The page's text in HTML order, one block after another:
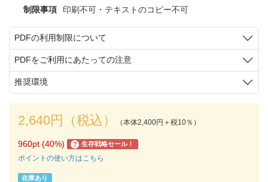
制限事項
印刷不可・テキストのコピー不可
PDFの利用制限について
PDFをご利用にあたっての注意
推奨環境
2,640円（税込） （本体2,400円＋税10％）
960pt (40%) ? 生存戦略セール！
ポイントの使い方はこちら
在庫あり